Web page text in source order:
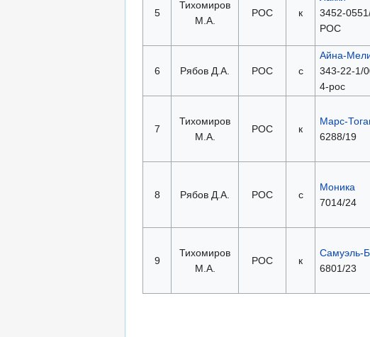
5
Тихомиров
М.А.
РОС к
3452-
РОС
6 Рябов Д.А. РОС с
Айна-
343-22-1/
4-рос
7
Тихомиров
М.А.
РОС к
Марс-
6288/19
8 Рябов Д.А. РОС с
Моника
7014/24
9
Тихомиров
М.А.
РОС к
Самуэль-
6801/23